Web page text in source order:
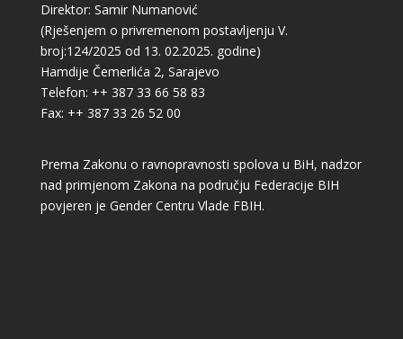
Direktor: Samir Numanović
(Rješenjem o privremenom postavljenju V.
broj:124/2025 od 13. 02.2025. godine)
Hamdije Čemerlića 2, Sarajevo
Telefon: ++ 387 33 66 58 83
Fax: ++ 387 33 26 52 00
Prema Zakonu o ravnopravnosti spolova u BiH, nadzor
nad primjenom Zakona na području Federacije BIH
povjeren je Gender Centru Vlade FBIH.